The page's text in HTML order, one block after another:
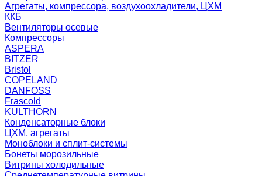
Агрегаты, компрессора, воздухоохладители, ЦХМ
ККБ
Вентиляторы осевые
Компрессоры
ASPERA
BITZER
Bristol
COPELAND
DANFOSS
Frascold
KULTHORN
Конденсаторные блоки
ЦХМ, агрегаты
Моноблоки и сплит-системы
Бонеты морозильные
Витрины холодильные